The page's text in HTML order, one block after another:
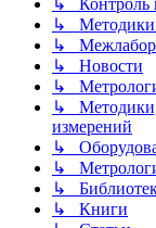
↳ Контроль
↳ Методики
↳
↳ Новости
↳
↳ Методики,
измерений
↳
↳
↳
↳ Книги